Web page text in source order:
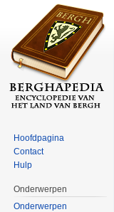
Hoofdpagina
Contact
Hulp
Onderwerpen
Onderwerpen